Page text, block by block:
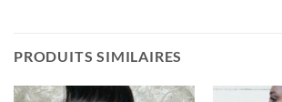
PRODUITS SIMILAIRES